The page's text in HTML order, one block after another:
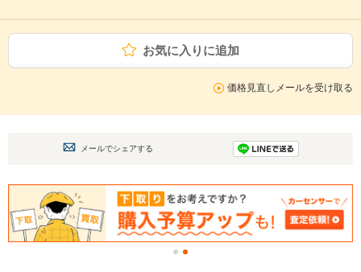
お気に入りに追加
価格見直しメールを受け取る
メールでシェアする